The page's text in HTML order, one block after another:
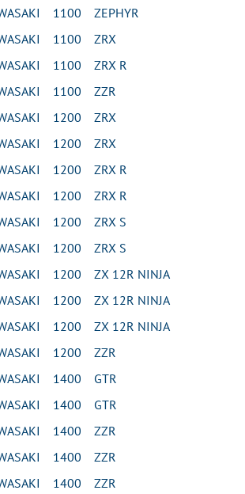
1100 ZEPHYR
1100 ZRX
1100 ZRX R
1100 ZZR
1200 ZRX
1200 ZRX
1200 ZRX R
1200 ZRX R
1200 ZRX S
1200 ZRX S
1200 ZX 12R NINJA
1200 ZX 12R NINJA
1200 ZX 12R NINJA
1200 ZZR
1400 GTR
1400 GTR
1400 ZZR
1400 ZZR
1400 ZZR